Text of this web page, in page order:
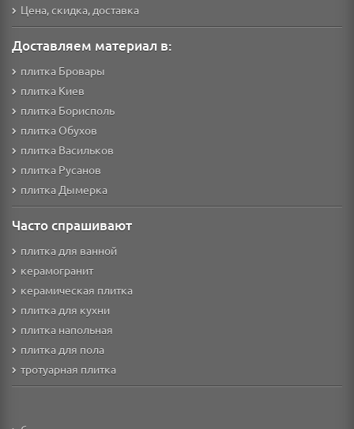
Цена, скидка, доставка
Доставляем материал в:
плитка Бровары
плитка Киев
плитка Борисполь
плитка Обухов
плитка Васильков
плитка Русанов
плитка Дымерка
Часто спрашивают
плитка для ванной
керамогранит
керамическая плитка
плитка для кухни
плитка напольная
плитка для пола
тротуарная плитка